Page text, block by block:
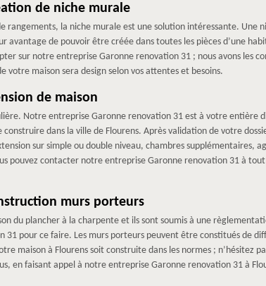
de niche murale
rangements, la niche murale est une solution intéressante.
avantage de pouvoir être créée dans toutes les pièces d’une
sur notre entreprise Garonne renovation 31 ; nous avons les
maison sera design selon vos attentes et besoins.
de maison
Notre entreprise Garonne renovation 31 est à votre entière
dans la ville de Flourens. Après validation de votre
sur simple ou double niveau, chambres supplémentaires,
pouvez contacter notre entreprise Garonne renovation 31 à
murs porteurs
du plancher à la charpente et ils sont soumis à une
31 pour ce faire. Les murs porteurs peuvent être constitués de
maison à Flourens soit construite dans les normes ; n’hésitez
en faisant appel à notre entreprise Garonne renovation 31 à